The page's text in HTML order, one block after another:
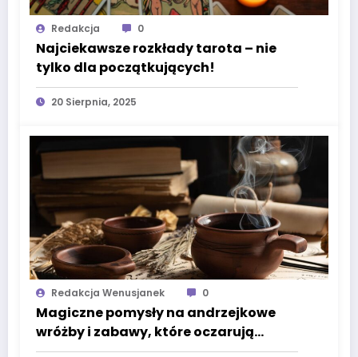
Redakcja 0
Najciekawsze rozkłady tarota – nie
tylko dla początkujących!
20 Sierpnia, 2025
Redakcja Wenusjanek 0
Magiczne pomysły na andrzejkowe
wróżby i zabawy, które oczarują
każdego